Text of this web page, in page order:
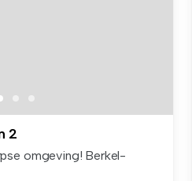
2
omgeving! Berkel-